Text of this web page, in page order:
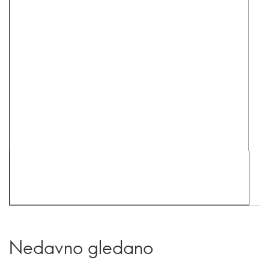
Nedavno gledano